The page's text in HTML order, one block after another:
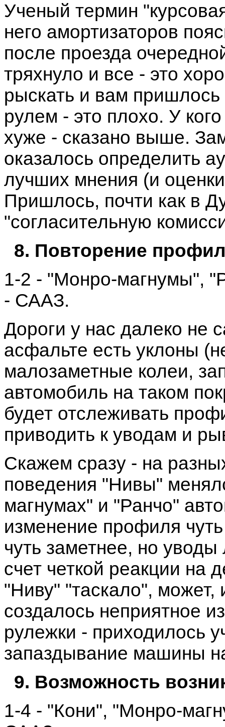
Ученый термин
него амортизаторов
после проезда
тряхнуло и все - это
рыскать и вам пришлось
рулем - это плохо. У
хуже - сказано выше.
оказалось определить
лучших мнения (и
Пришлось, почти как в
"согласительную
8. Повторение
1-2 - "Монро-магнумы",
- СААЗ.
Дороги у нас далеко не
асфальте есть уклоны
малозаметные колеи,
автомобиль на таком
будет отслеживать
приводить к уводам и
Скажем сразу - на
поведения "Нивы"
магнумах" и "Ранчо"
изменение профиля
чуть заметнее, но
счет четкой реакции
"Ниву" "таскало",
создалось неприятное
рулежки - приходилось
запаздывание машины
9. Возможность
1-4 - "Кони", "Монро-